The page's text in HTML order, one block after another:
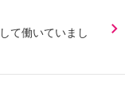
て働いていまし